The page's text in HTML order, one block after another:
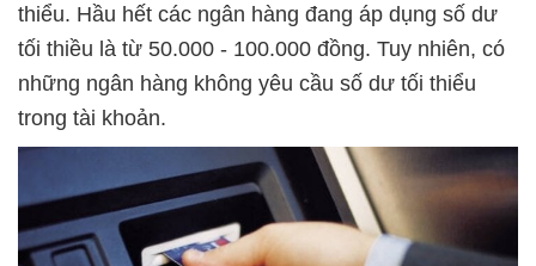
thiểu. Hầu hết các ngân hàng đang áp dụng số dư
tối thiều là từ 50.000 - 100.000 đồng. Tuy nhiên, có
những ngân hàng không yêu cầu số dư tối thiểu
trong tài khoản.